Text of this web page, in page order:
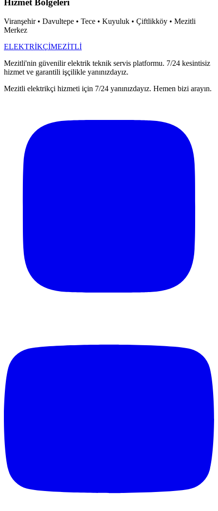
Hizmet Bölgeleri
Viranşehir • Davultepe • Tece • Kuyuluk • Çiftlikköy • Mezitli
Merkez
ELEKTRİKÇİMEZİTLİ
Mezitli'nin güvenilir elektrik teknik servis platformu. 7/24 kesintisiz
hizmet ve garantili işçilikle yanınızdayız.
Mezitli elektrikçi hizmeti için 7/24 yanınızdayız. Hemen bizi arayın.